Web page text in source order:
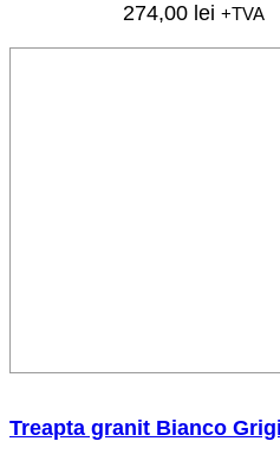
274,00 lei +TVA
Treapta granit Bianco